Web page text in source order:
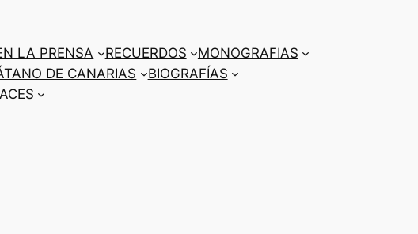
LA PRENSA RECUERDOS
MONOGRAFIAS
DE CANARIAS
BIOGRAFÍAS